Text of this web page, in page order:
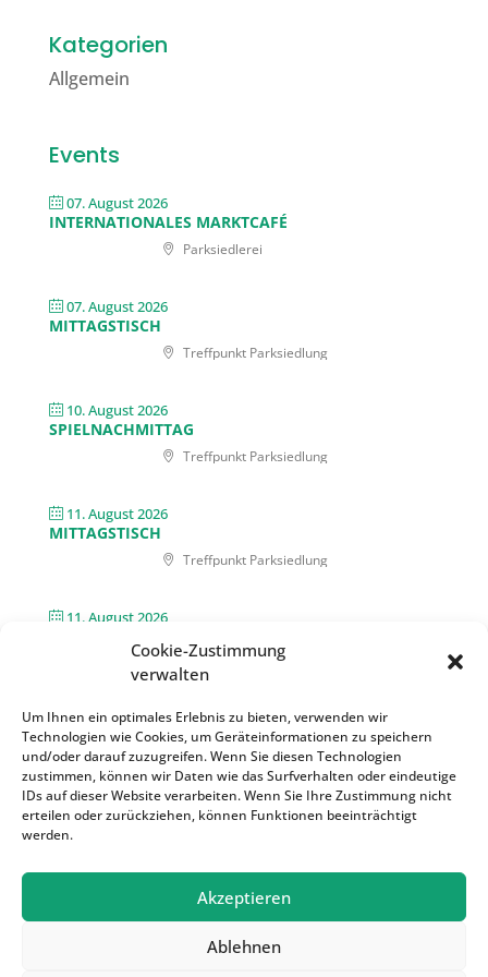
Cookie-Zustimmung
verwalten
Um Ihnen ein optimales Erlebnis zu bieten, verwenden wir
Technologien wie Cookies, um Geräteinformationen zu speichern
und/oder darauf zuzugreifen. Wenn Sie diesen Technologien
zustimmen, können wir Daten wie das Surfverhalten oder eindeutige
IDs auf dieser Website verarbeiten. Wenn Sie Ihre Zustimmung nicht
erteilen oder zurückziehen, können Funktionen beeinträchtigt
werden.
Akzeptieren
Ablehnen
Kategorien
Allgemein
Events
07. August 2026
INTERNATIONALES MARKTCAFÉ
Parksiedlerei
07. August 2026
MITTAGSTISCH
Treffpunkt Parksiedlung
10. August 2026
SPIELNACHMITTAG
Treffpunkt Parksiedlung
11. August 2026
MITTAGSTISCH
Treffpunkt Parksiedlung
11. August 2026
Treffpunkt Parksiedlung
12. August 2026
INTERNATIONALE KRABBELGRUPPE
Treffpunkt Parksiedlung